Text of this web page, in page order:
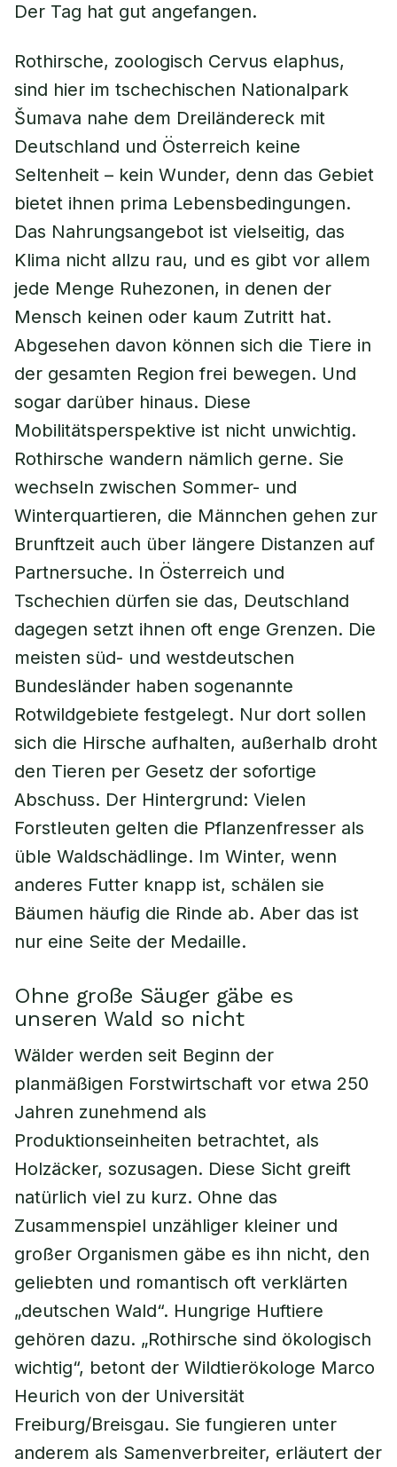
Der Tag hat gut angefangen.
Rothirsche, zoologisch Cervus elaphus,
sind hier im tschechischen Nationalpark
Šumava nahe dem Dreiländereck mit
Deutschland und Österreich keine
Seltenheit – kein Wunder, denn das Gebiet
bietet ihnen prima Lebensbedingungen.
Das Nahrungsangebot ist vielseitig, das
Klima nicht allzu rau, und es gibt vor allem
jede Menge Ruhezonen, in denen der
Mensch keinen oder kaum Zutritt hat.
Abgesehen davon können sich die Tiere in
der gesamten Region frei bewegen. Und
sogar darüber hinaus. Diese
Mobilitätsperspektive ist nicht unwichtig.
Rothirsche wandern nämlich gerne. Sie
wechseln zwischen Sommer- und
Winterquartieren, die Männchen gehen zur
Brunftzeit auch über längere Distanzen auf
Partnersuche. In Österreich und
Tschechien dürfen sie das, Deutschland
dagegen setzt ihnen oft enge Grenzen. Die
meisten süd- und westdeutschen
Bundesländer haben sogenannte
Rotwildgebiete festgelegt. Nur dort sollen
sich die Hirsche aufhalten, außerhalb droht
den Tieren per Gesetz der sofortige
Abschuss. Der Hintergrund: Vielen
Forstleuten gelten die Pflanzenfresser als
üble Waldschädlinge. Im Winter, wenn
anderes Futter knapp ist, schälen sie
Bäumen häufig die Rinde ab. Aber das ist
nur eine Seite der Medaille.
Ohne große Säuger gäbe es
unseren Wald so nicht
Wälder werden seit Beginn der
planmäßigen Forstwirtschaft vor etwa 250
Jahren zunehmend als
Produktionseinheiten betrachtet, als
Holzäcker, sozusagen. Diese Sicht greift
natürlich viel zu kurz. Ohne das
Zusammenspiel unzähliger kleiner und
großer Organismen gäbe es ihn nicht, den
geliebten und romantisch oft verklärten
„deutschen Wald“. Hungrige Huftiere
gehören dazu. „Rothirsche sind ökologisch
wichtig“, betont der Wildtierökologe Marco
Heurich von der Universität
Freiburg/Breisgau. Sie fungieren unter
anderem als Samenverbreiter, erläutert der